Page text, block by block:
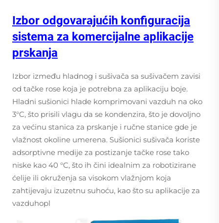
Izbor odgovarajućih konfiguracija
sistema za komercijalne aplikacije
prskanja
Izbor između hladnog i sušivača sa sušivačem zavisi
od tačke rose koja je potrebna za aplikaciju boje.
Hladni sušionici hlade komprimovani vazduh na oko
3°C, što prisili vlagu da se kondenzira, što je dovoljno
za većinu stanica za prskanje i ručne stanice gde je
vlažnost okoline umerena. Sušionici sušivača koriste
adsorptivne medije za postizanje tačke rose tako
niske kao 40 °C, što ih čini idealnim za robotizirane
ćelije ili okruženja sa visokom vlažnjom koja
zahtijevaju izuzetnu suhoću, kao što su aplikacije za
vazduhopl